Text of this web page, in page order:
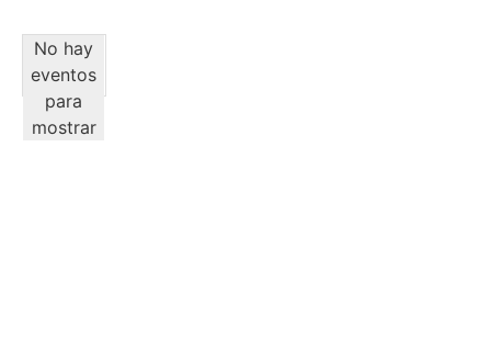
No hay
eventos
para
mostrar